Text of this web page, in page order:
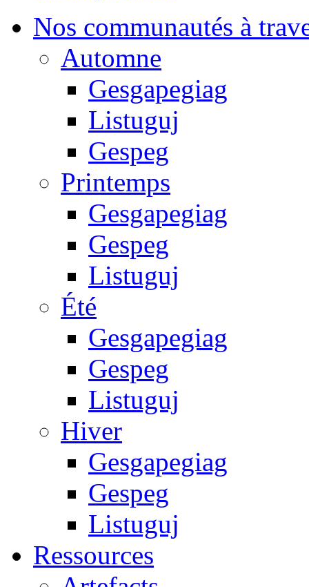
Nos communautés à
Automne
Gesgapegiag
Listuguj
Gespeg
Printemps
Gesgapegiag
Gespeg
Listuguj
Été
Gesgapegiag
Gespeg
Listuguj
Hiver
Gesgapegiag
Gespeg
Listuguj
Ressources